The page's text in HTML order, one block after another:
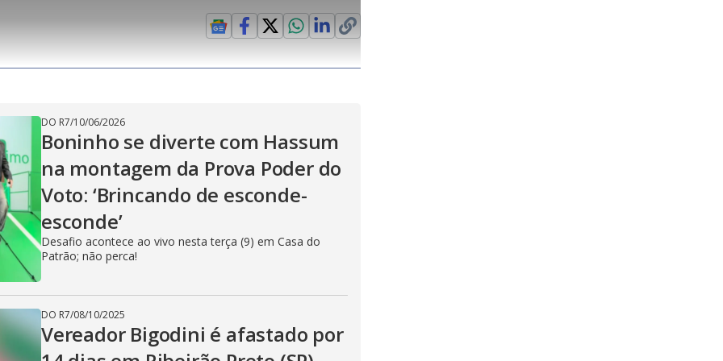
l
a
y
V
i
i
n
n
m
e
c
e
-
i
n
c
r
e
e
n
t
i
l
h
DO R7/10/06/2026
Boninho se diverte com Hassum
na montagem da Prova Poder do
Voto: ‘Brincando de esconde-
esconde’
Desafio acontece ao vivo nesta terça (9) em Casa do
Patrão; não perca!
DO R7/08/10/2025
Vereador Bigodini é afastado por